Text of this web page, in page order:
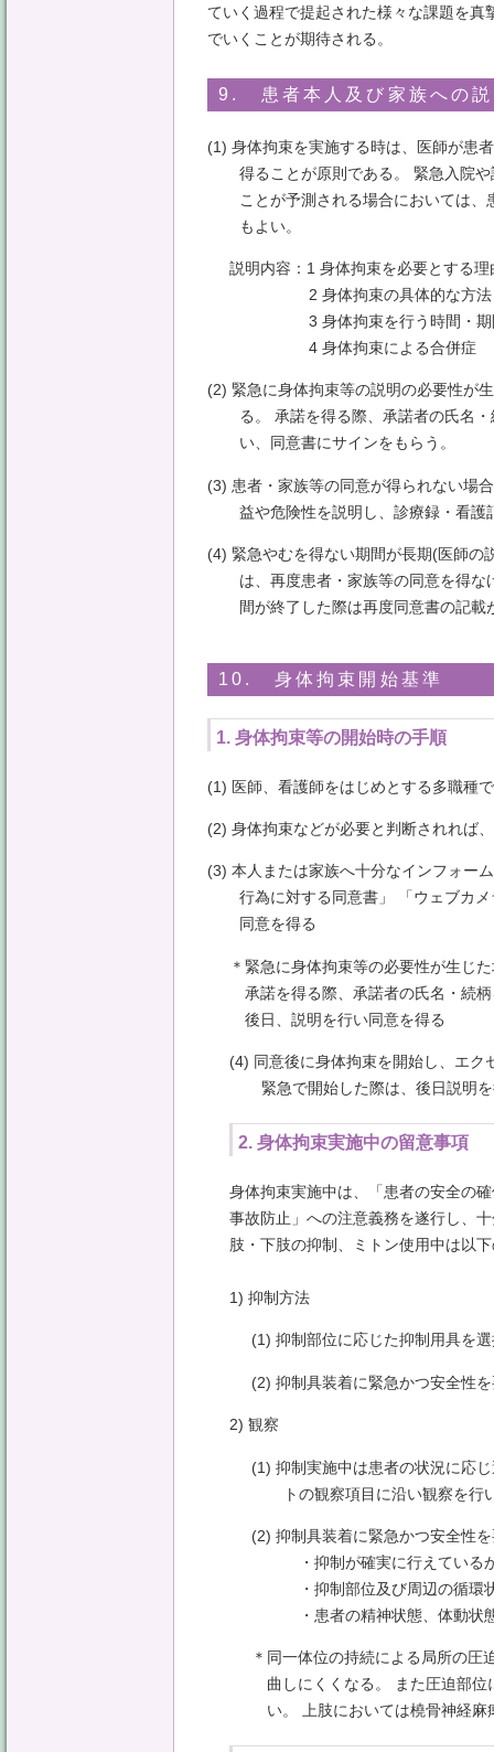
ていく過程で提起された様々な課題を
でいくことが期待される。
9. 患者本人及び家族への説
(1) 身体拘束を実施する時は、医師が患
得ることが原則である。 緊急入院
ことが予測される場合においては
もよい。
説明内容：1 身体拘束を必要とする理
2 身体拘束の具体的な方法
3 身体拘束を行う時間・
4 身体拘束による合併症
(2) 緊急に身体拘束等の説明の必要性が
る。 承諾を得る際、承諾者の氏名
い、同意書にサインをもらう。
(3) 患者・家族等の同意が得られない場
益や危険性を説明し、診療録・看護
(4) 緊急やむを得ない期間が長期(医師の
は、再度患者・家族等の同意を得
間が終了した際は再度同意書の記載
10. 身体拘束開始基準
1. 身体拘束等の開始時の手順
(1) 医師、看護師をはじめとする多職種
(2) 身体拘束などが必要と判断されれば
(3) 本人または家族へ十分なインフォー
行為に対する同意書」 「ウェブカ
同意を得る
＊緊急に身体拘束等の必要性が生じ
承諾を得る際、承諾者の氏名・続
後日、説明を行い同意を得る
(4) 同意後に身体拘束を開始し、エク
緊急で開始した際は、後日説明
2. 身体拘束実施中の留意事項
身体拘束実施中は、「患者の安全の
事故防止」への注意義務を遂行し、
肢・下肢の抑制、ミトン使用中は以
1) 抑制方法
(1) 抑制部位に応じた抑制用具を
(2) 抑制具装着に緊急かつ安全性
2) 観察
(1) 抑制実施中は患者の状況に応
トの観察項目に沿い観察を行
(2) 抑制具装着に緊急かつ安全性
・抑制が確実に行えている
・抑制部位及び周辺の循環
・患者の精神状態、体動状
＊同一体位の持続による局所の圧
曲しにくくなる。 また圧迫部
い。 上肢においては橈骨神経